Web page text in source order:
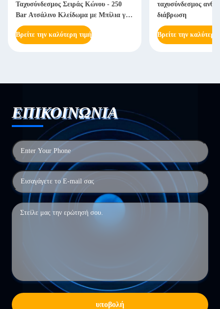
Ταχυσύνδεσμος Σειράς Κώνου - 250
Bar Ατσάλινο Κλείδωμα με Μπίλια για
Βαριά Μηχανήματα
Βρείτε την καλύτερη τιμή
ταχυσύνδεσμος
διάβρωση
Βρείτε την καλύτερη
ΕΠΙΚΟΙΝΩΝΙΑ
υποβολή